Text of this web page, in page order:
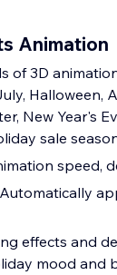
Animation
of 3D
Halloween,
New Year's
sale
speed,
effects and
mood and